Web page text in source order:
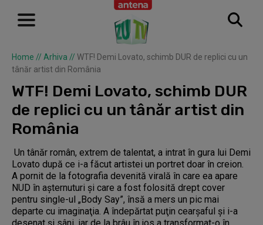
Home // Arhiva // WTF! Demi Lovato, schimb DUR de replici cu un
tânăr artist din România
WTF! Demi Lovato, schimb DUR
de replici cu un tânăr artist din
România
Un tânăr român, extrem de talentat, a intrat în gura lui Demi
Lovato după ce i-a făcut artistei un portret doar în creion.
A pornit de la fotografia devenită virală în care ea apare
NUD în aşternuturi şi care a fost folosită drept cover
pentru single-ul „Body Say”, însă a mers un pic mai
departe cu imaginaţia. A îndepărtat puţin cearşaful şi i-a